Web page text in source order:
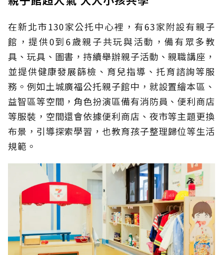
在新北市130家公托中心裡，有63家附設有親子
館，提供0到6歲親子共玩與活動，備有眾多教
具、玩具、圖書，持續舉辦親子活動、親職講座，
並提供健康發展篩檢、育兒指導、托育諮詢等服
務。例如土城廣福公托親子館中，就設置繪本區、
益智區等空間，角色扮演區備有消防員、便利商店
等服裝，空間還會依據便利商店、夜市等主題更換
布景，引導探索學習，也教育孩子整理歸位等生活
規範。